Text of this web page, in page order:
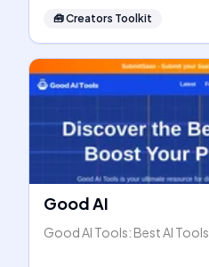
🧰Creators Toolkit
Good AI
Good AI Tools: Best AI